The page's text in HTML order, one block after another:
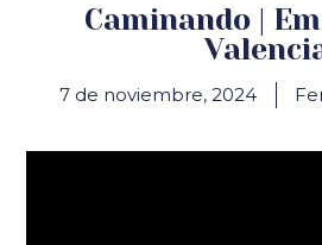
Caminando |
7 de noviembre, 2024